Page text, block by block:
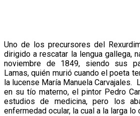
Uno de los precursores del
dirigido a rescatar la lengua gallega,
noviembre de 1849, siendo sus
Lamas, quién murió cuando el poeta
la lucense María Manuela Carvajales.
en su tío materno, el pintor Pedro
estudios de medicina, pero los
enfermedad ocular, la cual a la larga lo